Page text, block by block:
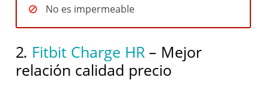
No es impermeable
2. Fitbit Charge HR – Mejor
relación calidad precio